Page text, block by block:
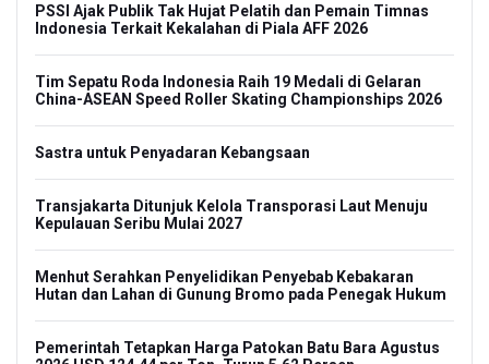
PSSI Ajak Publik Tak Hujat Pelatih dan Pemain Timnas
Indonesia Terkait Kekalahan di Piala AFF 2026
Tim Sepatu Roda Indonesia Raih 19 Medali di Gelaran
China-ASEAN Speed Roller Skating Championships 2026
Sastra untuk Penyadaran Kebangsaan
Transjakarta Ditunjuk Kelola Transporasi Laut Menuju
Kepulauan Seribu Mulai 2027
Menhut Serahkan Penyelidikan Penyebab Kebakaran
Hutan dan Lahan di Gunung Bromo pada Penegak Hukum
Pemerintah Tetapkan Harga Patokan Batu Bara Agustus